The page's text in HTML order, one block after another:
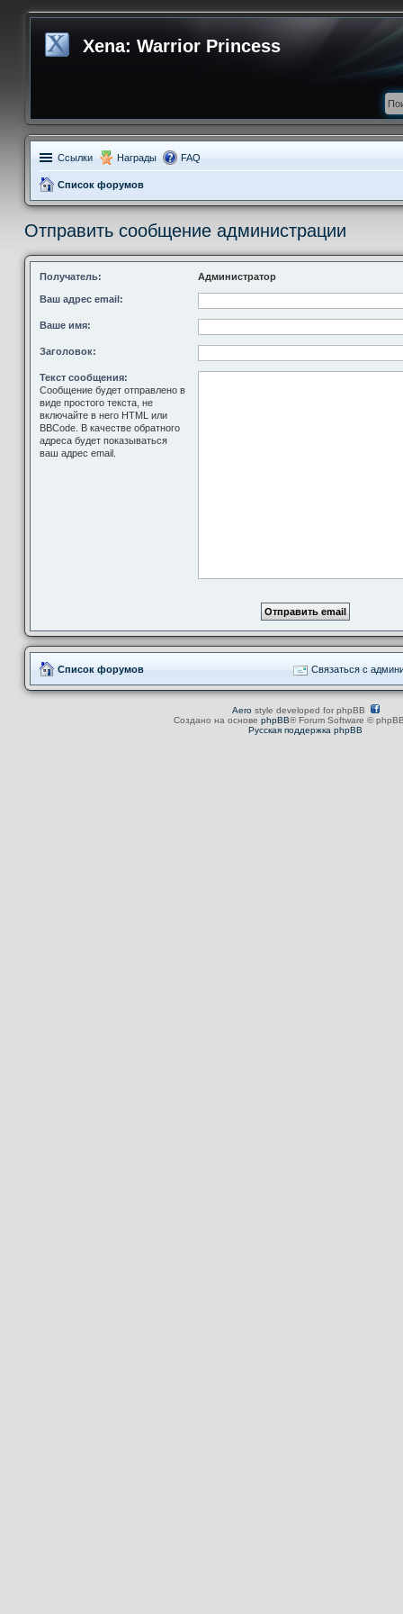
Xena: Warrior Princess
Ссылки Награды FAQ
Список форумов
Отправить сообщение администрации
Получатель: Администратор
Ваш адрес email:
Ваше имя:
Заголовок:
Текст сообщения:
Сообщение будет отправлено в
виде простого текста, не
включайте в него HTML или
BBCode. В качестве обратного
адреса будет показываться
ваш адрес email.
Список форумов Связаться с
Aerostyle developed for phpBB
Создано на основе phpBB® Forum Software ©
Русская поддержка phpBB